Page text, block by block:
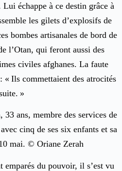
échappe à ce destin grâce à
les gilets d’explosifs de
bombes artisanales de bord de
l’Otan, qui feront aussi des
civiles afghanes. La faute
Ils commettaient des atrocités
»
33 ans, membre des services de
cinq de ses six enfants et sa
mai. © Oriane Zerah
emparés du pouvoir, il s’est vu